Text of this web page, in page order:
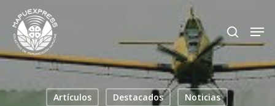
main
content
search
Artículos Destacados Noticias
Close
Menu